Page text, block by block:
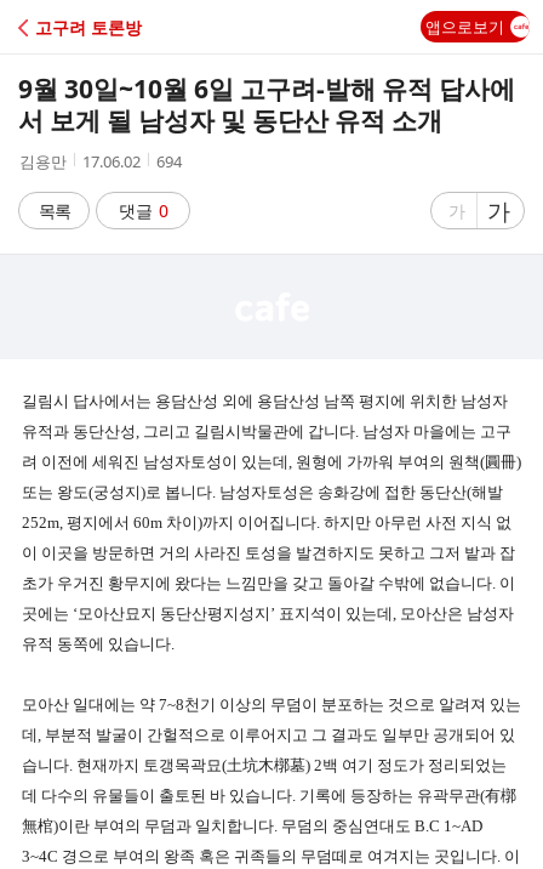
C
A
고구려 토론방 앱으로보기
9월 30일~10월 6일 고구려-발해 유적 답사에
서 보게 될 남성자 및 동단산 유적 소개
작
자
김용만
작
시
간
17.06.02
조
수
694
목록 댓글 0
글
게
가
글
자
게
가
길림시 답사에서는 용담산성 외에 용담산성 남쪽 평지에 위치한 남성자
유적과 동단산성, 그리고 길림시박물관에 갑니다. 남성자 마을에는 고구
려 이전에 세워진 남성자토성이 있는데, 원형에 가까워 부여의 원책(圓冊)
또는 왕도(궁성지)로 봅니다. 남성자토성은 송화강에 접한 동단산(해발
252m, 평지에서 60m 차이)까지 이어집니다. 하지만 아무런 사전 지식 없
이 이곳을 방문하면 거의 사라진 토성을 발견하지도 못하고 그저 밭과 잡
초가 우거진 황무지에 왔다는 느낌만을 갖고 돌아갈 수밖에 없습니다. 이
곳에는 ‘모아산묘지 동단산평지성지 ’ 표지석이 있는데, 모아산은 남성자
유적 동쪽에 있습니다.
모아산 일대에는 약 7~8천기 이상의 무덤이 분포하는 것으로 알려져 있는
데, 부분적 발굴이 간헐적으로 이루어지고 그 결과도 일부만 공개되어 있
습니다. 현재까지 토갱목곽묘(土坑木槨墓) 2백 여기 정도가 정리되었는
데 다수의 유물들이 출토된 바 있습니다. 기록에 등장하는 유곽무관(有槨
無棺)이란 부여의 무덤과 일치합니다. 무덤의 중심연대도 B.C 1~AD
3~4C 경으로 부여의 왕족 혹은 귀족들의 무덤떼로 여겨지는 곳입니다. 이